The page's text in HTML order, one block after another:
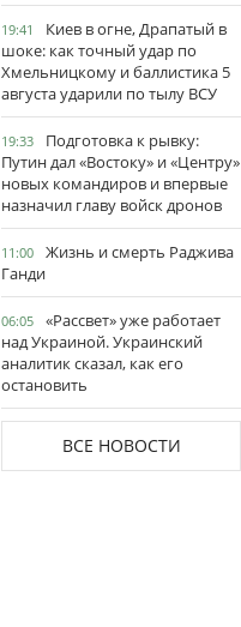
19:41
Киев в огне, Драпатый в
шоке: как точный удар по
Хмельницкому и баллистика 5
августа ударили по тылу ВСУ
19:33
Подготовка к рывку:
Путин дал «Востоку» и «Центру»
новых командиров и впервые
назначил главу войск дронов
11:00
Жизнь и смерть Раджива
Ганди
06:05
«Рассвет» уже работает
над Украиной. Украинский
аналитик сказал, как его
остановить
ВСЕ НОВОСТИ